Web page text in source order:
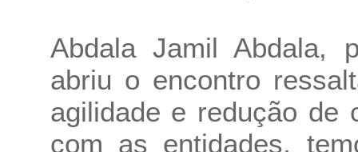
Abdala Jamil Abdala,
abriu o encontro
agilidade e redução de
com as entidades,